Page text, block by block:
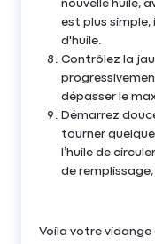
nouvelle huile,
est plus
d'huile.
Contrôlez la
dépasser le
Démarrez
tourner
l’huile de
de
Voila votre